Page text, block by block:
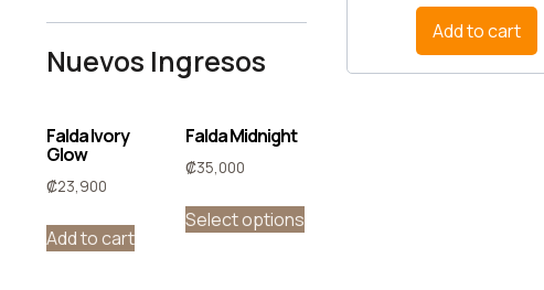
Nuevos Ingresos
Falda Ivory
Glow
₡23,900
Add to cart
Falda Midnight
₡35,000
Select options
Add to cart